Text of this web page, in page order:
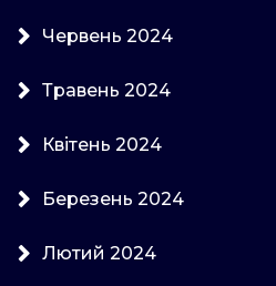
Червень 2024
Травень 2024
Квітень 2024
Березень 2024
Лютий 2024